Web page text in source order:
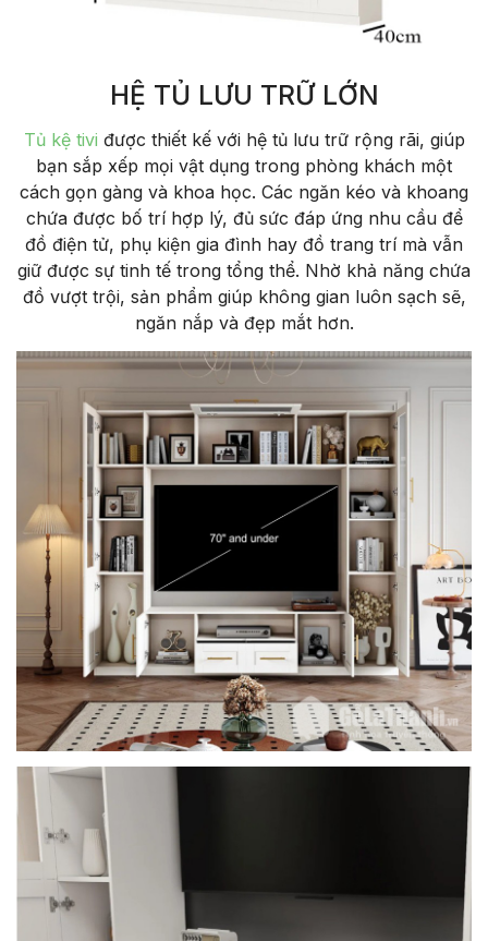
HỆ TỦ LƯU TRỮ LỚN
Tủ kệ tivi được thiết kế với hệ tủ lưu trữ rộng rãi, giúp
bạn sắp xếp mọi vật dụng trong phòng khách một
cách gọn gàng và khoa học. Các ngăn kéo và khoang
chứa được bố trí hợp lý, đủ sức đáp ứng nhu cầu để
đồ điện tử, phụ kiện gia đình hay đồ trang trí mà vẫn
giữ được sự tinh tế trong tổng thể. Nhờ khả năng chứa
đồ vượt trội, sản phẩm giúp không gian luôn sạch sẽ,
ngăn nắp và đẹp mắt hơn.